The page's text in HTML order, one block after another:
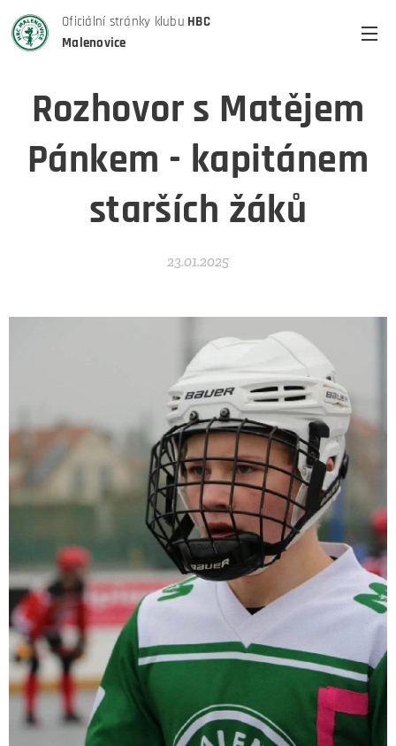
Oficiální stránky klubu HBC
Malenovice
Rozhovor s Matějem
Pánkem - kapitánem
starších žáků
23.01.2025